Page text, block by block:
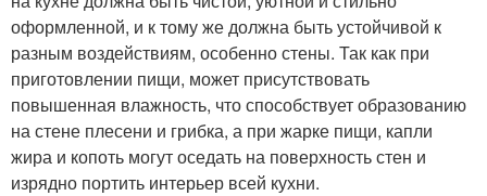
оформленной, и к тому же должна быть устойчивой к
разным воздействиям, особенно стены. Так как при
приготовлении пищи, может присутствовать
повышенная влажность, что способствует образованию
на стене плесени и грибка, а при жарке пищи, капли
жира и копоть могут оседать на поверхность стен и
изрядно портить интерьер всей кухни.